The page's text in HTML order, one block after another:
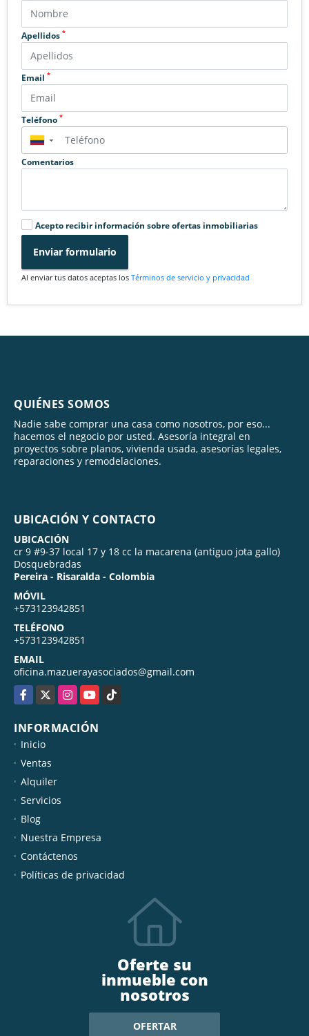
Apellidos *
Email *
Teléfono *
▼
Comentarios
Acepto recibir información sobre ofertas inmobiliarias
Enviar formulario
Al enviar tus datos aceptas los Términos de servicio y privacidad
QUIÉNES SOMOS
Nadie sabe comprar una casa como nosotros, por eso...
hacemos el negocio por usted. Asesoría integral en
proyectos sobre planos, vivienda usada, asesorías legales,
reparaciones y remodelaciones.
UBICACIÓN Y CONTACTO
UBICACIÓN
cr 9 #9-37 local 17 y 18 cc la macarena (antiguo jota gallo)
Dosquebradas
Pereira - Risaralda - Colombia
MÓVIL
+573123942851
TELÉFONO
+573123942851
EMAIL
oficina.mazuerayasociados@gmail.com
Facebook
X InstagramYouTubeTikTok
INFORMACIÓN
Inicio
Ventas
Alquiler
Servicios
Blog
Nuestra Empresa
Contáctenos
Políticas de privacidad
Oferte su
inmueble con
nosotros
OFERTAR